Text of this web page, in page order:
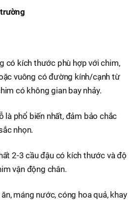
có kích thước phù hợp với chim,
vuông có đường kính/cạnh từ
có không gian bay nhảy.
là phổ biến nhất, đảm bảo chắc
nhọn.
2-3 cầu đậu có kích thước và độ
vận động chân.
máng nước, cóng hoa quả, khay